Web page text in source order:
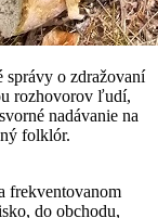
správy o zdražovaní
rozhovorov ľudí,
nadávanie na
folklór.
frekventovanom
do obchodu,